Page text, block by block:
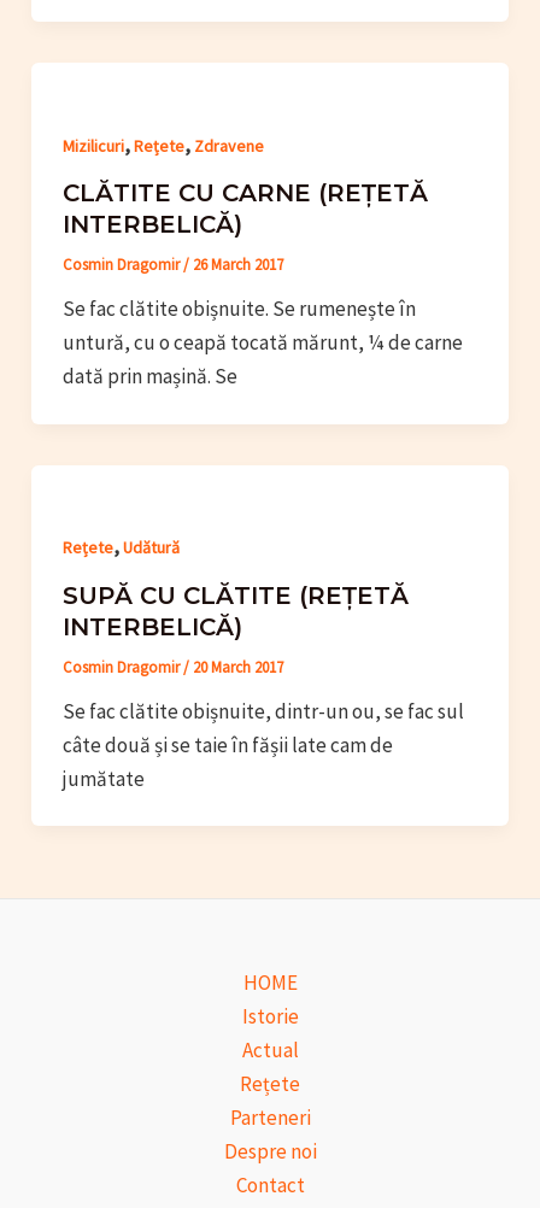
Mizilicuri,Rețete, Zdravene
CLĂTITE CU CARNE (REȚETĂ
INTERBELICĂ)
Cosmin Dragomir/ 26 March 2017
Se fac clătite obișnuite. Se rumenește în
untură, cu o ceapă tocată mărunt, ¼ de carne
dată prin mașină. Se
Rețete,Udătură
SUPĂ CU CLĂTITE (REȚETĂ
INTERBELICĂ)
Cosmin Dragomir/ 20 March 2017
Se fac clătite obișnuite, dintr-un ou, se fac sul
câte două și se taie în fășii late cam de
jumătate
HOME
Istorie
Actual
Rețete
Parteneri
Despre noi
Contact